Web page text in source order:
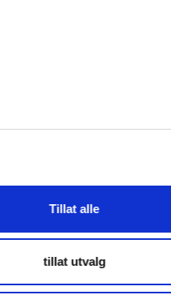
Tillat alle
tillat utvalg